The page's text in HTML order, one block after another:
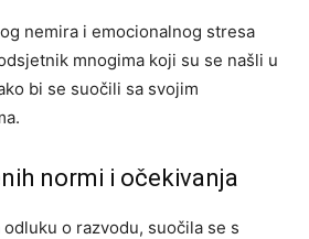
nemira i emocionalnog stresa
mnogima koji su se našli u
bi se suočili sa svojim
normi i očekivanja
o razvodu, suočila se s